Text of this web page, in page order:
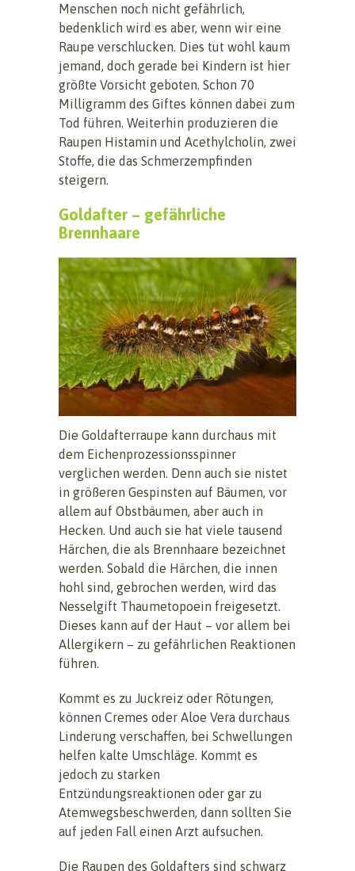
Menschen noch nicht gefährlich,
bedenklich wird es aber, wenn wir eine
Raupe verschlucken. Dies tut wohl kaum
jemand, doch gerade bei Kindern ist hier
größte Vorsicht geboten. Schon 70
Milligramm des Giftes können dabei zum
Tod führen. Weiterhin produzieren die
Raupen Histamin und Acethylcholin, zwei
Stoffe, die das Schmerzempfinden
steigern.
Goldafter – gefährliche
Brennhaare
Die Goldafterraupe kann durchaus mit
dem Eichenprozessionsspinner
verglichen werden. Denn auch sie nistet
in größeren Gespinsten auf Bäumen, vor
allem auf Obstbäumen, aber auch in
Hecken. Und auch sie hat viele tausend
Härchen, die als Brennhaare bezeichnet
werden. Sobald die Härchen, die innen
hohl sind, gebrochen werden, wird das
Nesselgift Thaumetopoein freigesetzt.
Dieses kann auf der Haut – vor allem bei
Allergikern – zu gefährlichen Reaktionen
führen.
Kommt es zu Juckreiz oder Rötungen,
können Cremes oder Aloe Vera durchaus
Linderung verschaffen, bei Schwellungen
helfen kalte Umschläge. Kommt es
jedoch zu starken
Entzündungsreaktionen oder gar zu
Atemwegsbeschwerden, dann sollten Sie
auf jeden Fall einen Arzt aufsuchen.
Die Raupen des Goldafters sind schwarz